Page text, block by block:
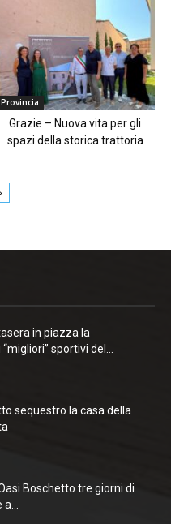
Provincia
Grazie – Nuova vita per gli
spazi della storica trattoria
in piazza la
sportivi del...
sequestro la casa della
Boschetto tre giorni di